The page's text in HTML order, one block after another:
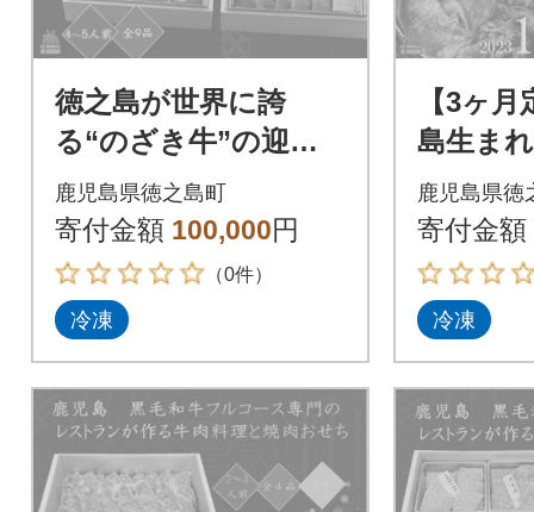
徳之島が世界に誇
る“のざき牛”の迎春
玉手箱(おせち)(三段)
鹿児島県徳之島町
寄付金額 100,000円
（0件）
冷凍
【3ヶ
島生ま
牛」贅
定期便
鹿児島県徳
寄付金額
冷凍